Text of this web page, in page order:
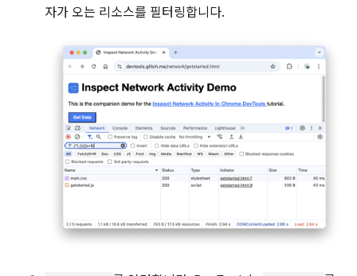
자가 오는 리소스를 필터링합니다.